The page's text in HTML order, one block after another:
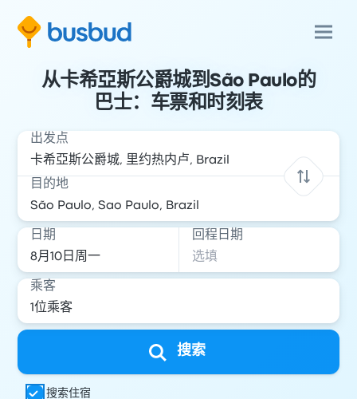
从卡希亞斯公爵城到São Paulo的
巴士：车票和时刻表
出发点
目的地
日期 回程日期
乘客
搜索
搜索住宿